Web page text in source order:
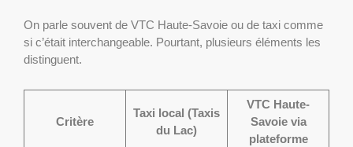
On parle souvent de VTC Haute-Savoie ou de taxi comme
si c’était interchangeable. Pourtant, plusieurs éléments les
distinguent.
Critère
Taxi local (Taxis
du Lac)
VTC Haute-
Savoie via
plateforme